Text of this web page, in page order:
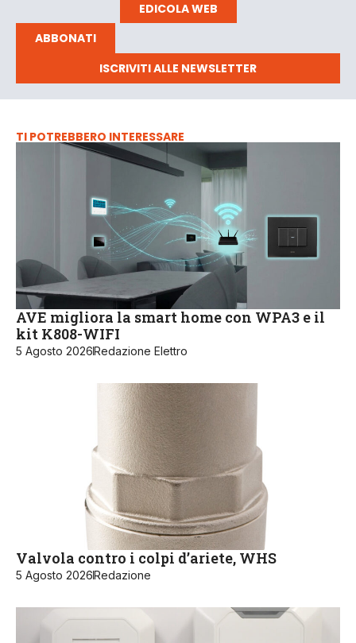
EDICOLA WEB
ABBONATI
ISCRIVITI ALLE NEWSLETTER
TI POTREBBERO INTERESSARE
AVE migliora la smart home con WPA3 e il
kit K808-WIFI
5 Agosto 2026Redazione Elettro
Valvola contro i colpi d’ariete, WHS
5 Agosto 2026Redazione